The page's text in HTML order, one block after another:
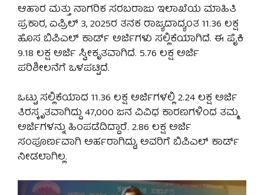
ಆಹಾರ ಮತ್ತು ನಾಗರಿಕ ಸರಬರಾಜು ಇಲಾಖೆಯ ಮಾಹಿತಿ
ಪ್ರಕಾರ, ಏಪ್ರಿಲ್ 3, 2025ರ ತನಕ ರಾಜ್ಯದಾದ್ಯಂತ 11.36 ಲಕ್ಷ
ಹೊಸ ಬಿಪಿಎಲ್ ಕಾರ್ಡ್ ಅರ್ಜಿಗಳು ಸಲ್ಲಿಕೆಯಾಗಿದೆ. ಈ ಪೈಕಿ
9.18 ಲಕ್ಷ ಅರ್ಜಿ ಸ್ವೀಕೃತವಾಗಿದೆ. 5.76 ಲಕ್ಷ ಅರ್ಜಿ
ಪರಿಶೀಲನೆಗೆ ಒಳಪಟ್ಟಿದೆ.
ಒಟ್ಟು ಸಲ್ಲಿಕೆಯಾದ 11.36 ಲಕ್ಷ ಅರ್ಜಿಗಳಲ್ಲಿ 2.24 ಲಕ್ಷ ಅರ್ಜಿ
ತಿರಸ್ಕೃತವಾಗಿದ್ದು 47,000 ಜನ ವಿವಿಧ ಕಾರಣಗಳಿಂದ ತಮ್ಮ
ಅರ್ಜಿಗಳನ್ನು ಹಿಂಪಡೆದಿದ್ದಾರೆ. 2.86 ಲಕ್ಷ ಅರ್ಜಿ
ಸಂಪೂರ್ಣವಾಗಿ ಅರ್ಹರಾಗಿದ್ದು, ಅವರಿಗೆ ಬಿಪಿಎಲ್ ಕಾರ್ಡ್
ನೀಡಲಾಗಿಲ್ಲ.